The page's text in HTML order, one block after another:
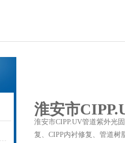
淮安市
淮安市CIPP.UV管道紫外光
复、CIPP内衬修复、管道